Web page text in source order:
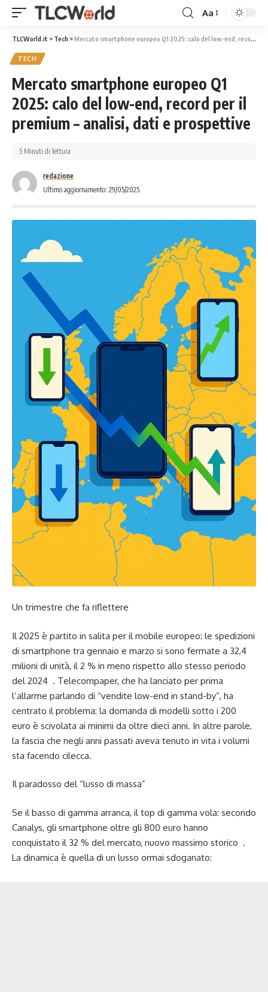
Aa
TLCWorld.it > Tech >Mercato smartphone europeo Q1 2025: calo del low-end, record per il premium – analisi, dati e prospettive
TECH
Mercato smartphone europeo Q1
2025: calo del low-end, record per il
premium – analisi, dati e prospettive
Ultimo aggiornamento: 29/05/2025
redazione
5 Minuti di lettura
Un trimestre che fa riflettere
Il 2025 è partito in salita per il mobile europeo: le spedizioni
di smartphone tra gennaio e marzo si sono fermate a 32,4
milioni di unità, il 2 % in meno rispetto allo stesso periodo
del 2024 . Telecompaper, che ha lanciato per prima
l’allarme parlando di “vendite low-end in stand-by”, ha
centrato il problema: la domanda di modelli sotto i 200
euro è scivolata ai minimi da oltre dieci anni. In altre parole,
la fascia che negli anni passati aveva tenuto in vita i volumi
sta facendo cilecca.
Il paradosso del “lusso di massa”
Se il basso di gamma arranca, il top di gamma vola: secondo
Canalys, gli smartphone oltre gli 800 euro hanno
conquistato il 32 % del mercato, nuovo massimo storico .
La dinamica è quella di un lusso ormai sdoganato: